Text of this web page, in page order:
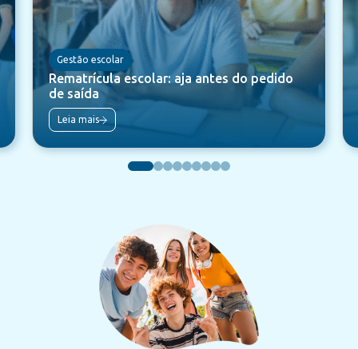
Gestão escolar
Rematrícula escolar: aja antes do pedido
de saída
Leia mais